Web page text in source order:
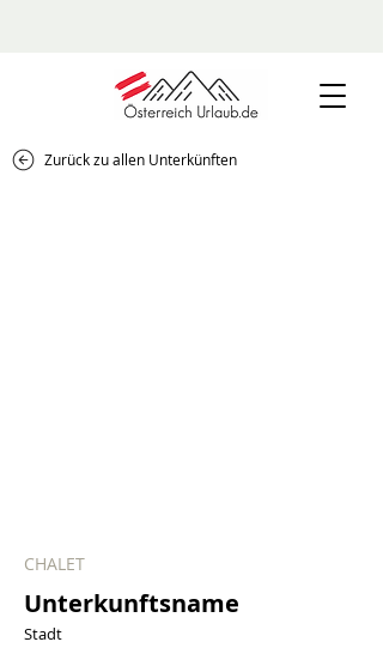
Zurück zu allen Unterkünften
CHALET
Unterkunftsname
Stadt